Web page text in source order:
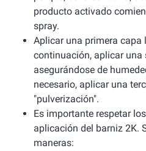
producto activado
spray.
Aplicar una primera capa
continuación, aplicar una
asegurándose de
necesario, aplicar una
"pulverización".
Es importante respetar
aplicación del barniz 2K.
maneras: